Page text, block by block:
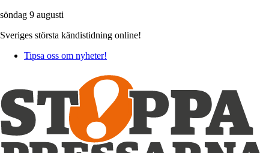
söndag 9 augusti
Sveriges största kändistidning online!
Tipsa oss om nyheter!